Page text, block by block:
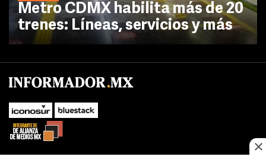
Metro CDMX habilita más de 20
trenes: Líneas, servicios y más